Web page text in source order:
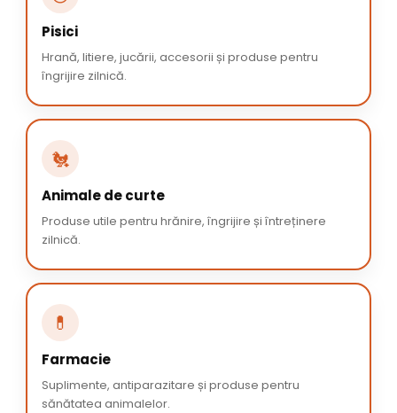
Pisici
Hrană, litiere, jucării, accesorii și produse pentru
îngrijire zilnică.
🐔
Animale de curte
Produse utile pentru hrănire, îngrijire și întreținere
zilnică.
💊
Farmacie
Suplimente, antiparazitare și produse pentru
sănătatea animalelor.